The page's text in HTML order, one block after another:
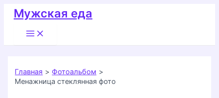
Перейти
содержимому
Мужская еда
Main
Menu
Главная
Фотоальбом
Менажница стеклянная фото